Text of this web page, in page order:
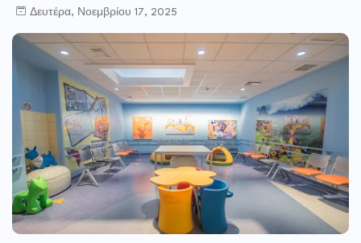
Δευτέρα, Νοεμβρίου 17, 2025